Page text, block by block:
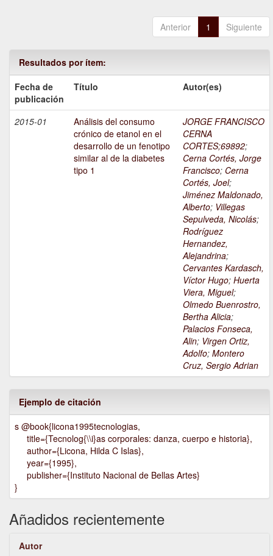
Anterior 1 Siguiente
Resultados por ítem:
Fecha de
publicación
Título Autor(es)
2015-01
Análisis del consumo
crónico de etanol en el
desarrollo de un fenotipo
similar al de la diabetes
tipo 1
JORGE FRANCISCO
CERNA
CORTES;69892;
Cerna Cortés, Jorge
Francisco; Cerna
Cortés, Joel;
Jiménez Maldonado,
Alberto; Villegas
Sepulveda, Nicolás;
Rodríguez
Hernandez,
Alejandrina;
Cervantes Kardasch,
Víctor Hugo; Huerta
Viera, Miguel;
Olmedo Buenrostro,
Bertha Alicia;
Palacios Fonseca,
Alin; Virgen Ortiz,
Adolfo; Montero
Cruz, Sergio Adrian
Ejemplo de citación
s @book{licona1995tecnologias,
title={Tecnolog{\\i}as corporales: danza, cuerpo e historia},
author={Licona, Hilda C Islas},
year={1995},
publisher={Instituto Nacional de Bellas Artes}
}
Añadidos recientemente
Autor